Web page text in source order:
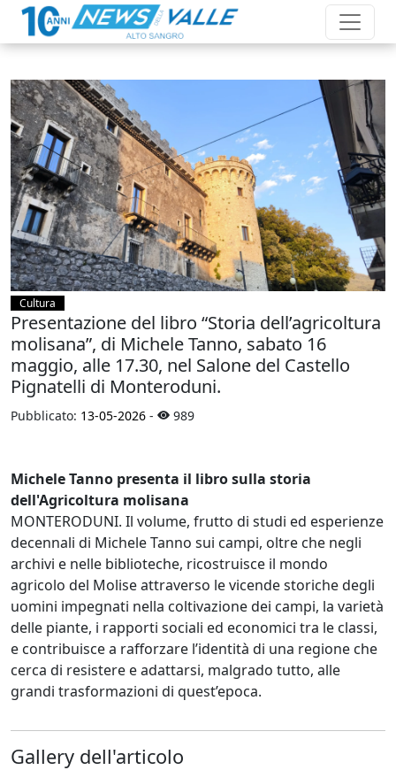
Cultura
Presentazione del libro “Storia dell’agricoltura
molisana”, di Michele Tanno, sabato 16
maggio, alle 17.30, nel Salone del Castello
Pignatelli di Monteroduni.
Pubblicato: 13-05-2026 - 989
Michele Tanno presenta il libro sulla storia
dell'Agricoltura molisana
MONTERODUNI. Il volume, frutto di studi ed esperienze
decennali di Michele Tanno sui campi, oltre che negli
archivi e nelle biblioteche, ricostruisce il mondo
agricolo del Molise attraverso le vicende storiche degli
uomini impegnati nella coltivazione dei campi, la varietà
delle piante, i rapporti sociali ed economici tra le classi,
e contribuisce a rafforzare l’identità di una regione che
cerca di resistere e adattarsi, malgrado tutto, alle
grandi trasformazioni di quest’epoca.
Gallery dell'articolo